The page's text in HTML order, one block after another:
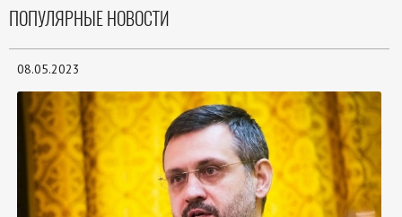
ПОПУЛЯРНЫЕ НОВОСТИ
08.05.2023